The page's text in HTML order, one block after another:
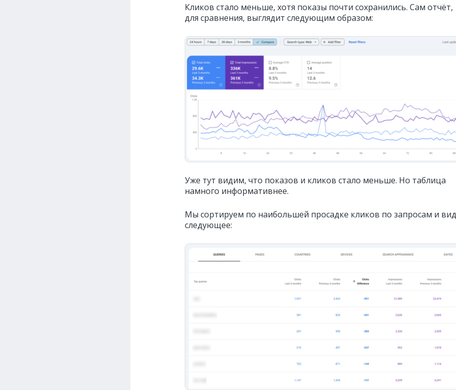
Кликов стало меньше, хотя показы почти сохранились. Сам отчёт,
для сравнения, выглядит следующим образом:
Уже тут видим, что показов и кликов стало меньше. Но таблица
намного информативнее.
Мы сортируем по наибольшей просадке кликов по запросам и
следующее: